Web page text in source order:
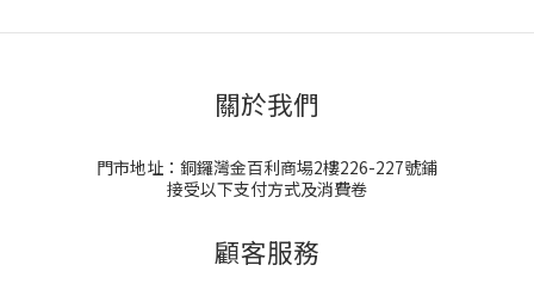
關於我們
門市地址：銅鑼灣金百利商場2樓226-227號鋪
接受以下支付方式及消費卷
顧客服務